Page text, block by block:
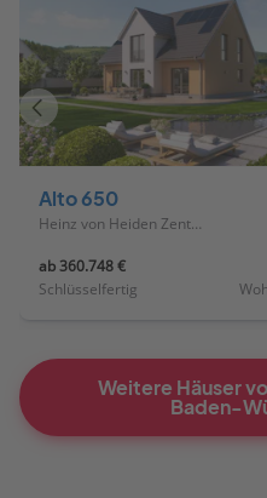
Alto 650
Heinz von Heiden Zentrale
ab 360.748 €
Schlüsselfertig
Vorheriges
Haus
Weitere Häuser
Baden-